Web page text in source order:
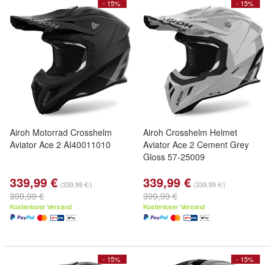
- 15%
Airoh Motorrad Crosshelm
Aviator Ace 2 AI40011010
339,99 € (339,99 €/)
399,99 €
Kostenloser Versand
- 15%
Airoh Crosshelm Helmet
Aviator Ace 2 Cement Grey
Gloss 57-25009
339,99 € (339,99 €/)
399,99 €
Kostenloser Versand
- 15% - 15%